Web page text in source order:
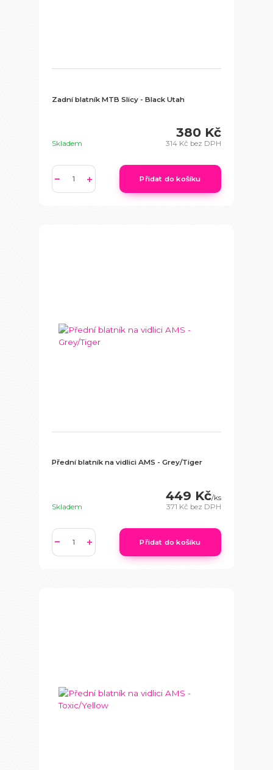
Zadní blatník MTB Slicy - Black Utah
380 Kč
314 Kč bez DPH
Skladem
Přidat do košíku
Přední blatník na vidlici AMS - Grey/Tiger
449 Kč/ks
371 Kč bez DPH
Skladem
Přidat do košíku